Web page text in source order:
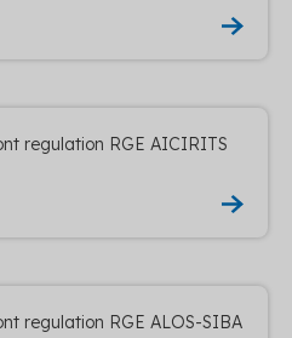
regulation RGE AICIRITS
regulation RGE ALOS-SIBA